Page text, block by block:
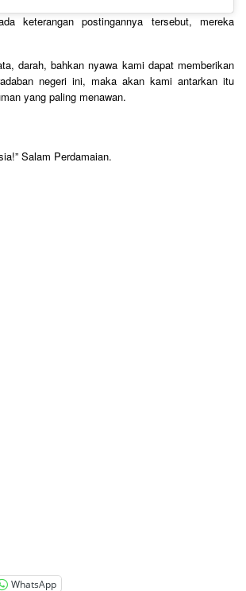
keterangan postingannya tersebut, mereka
darah, bahkan nyawa kami dapat memberikan
negeri ini, maka akan kami antarkan itu
yang paling menawan.
Salam Perdamaian.
WhatsApp